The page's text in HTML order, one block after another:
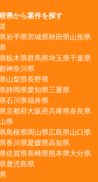
県から案件を探す
岩手県宮城県秋田県山形県
栃木県群馬県埼玉県千葉県
神奈川県
山梨県長野県
静岡県愛知県三重県
石川県福井県
京都府大阪府兵庫県奈良県
県
島根県岡山県広島県山口県
香川県愛媛県高知県
佐賀県長崎県熊本県大分県
鹿児島県